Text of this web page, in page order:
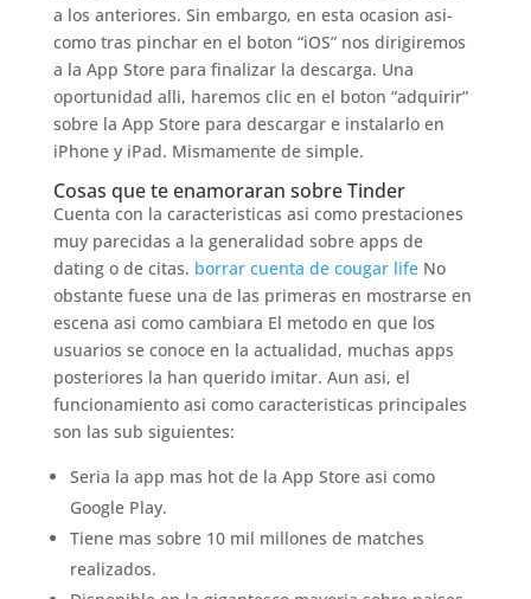
a los anteriores. Sin embargo, en esta ocasion asi­
como tras pinchar en el boton “iOS” nos dirigiremos
a la App Store para finalizar la descarga. Una
oportunidad alli, haremos clic en el boton “adquirir”
sobre la App Store para descargar e instalarlo en
iPhone y iPad. Mismamente de simple.
Cosas que te enamoraran sobre Tinder
Cuenta con la caracteristicas asi­ como prestaciones
muy parecidas a la generalidad sobre apps de
dating o de citas. borrar cuenta de cougar lifeNo
obstante fuese una de las primeras en mostrarse en
escena asi­ como cambiara El metodo en que los
usuarios se conoce en la actualidad, muchas apps
posteriores la han querido imitar. Aun asi, el
funcionamiento asi­ como caracteristicas principales
son las sub siguientes:
Seri­a la app mas hot de la App Store asi­ como
Google Play.
Tiene mas sobre 10 mil millones de matches
realizados.